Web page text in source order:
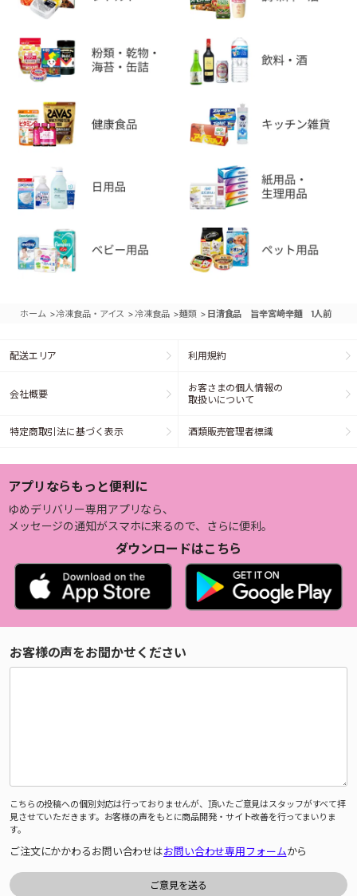
ホーム >冷凍食品・アイス > 冷凍食品 >麺類 > 日清食品 旨辛宮崎辛麺 1人前
配送エリア 利用規約
会社概要
お客さまの個人情報の
取扱いについて
特定商取引法に基づく表示 酒類販売管理者標識
アプリならもっと便利に
ゆめデリバリー専用アプリなら、
メッセージの通知がスマホに来るので、さらに便利。
ダウンロードはこちら
お客様の声をお聞かせください
こちらの投稿への個別対応は行っておりませんが、頂いたご意見はスタッフがすべて拝
見させていただきます。お客様の声をもとに商品開発・サイト改善を行ってまいりま
す。
ご注文にかかわるお問い合わせはお問い合わせ専用フォームから